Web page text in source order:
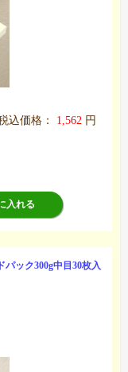
込価格： 1,562 円
入れる
ック300g中目30枚入